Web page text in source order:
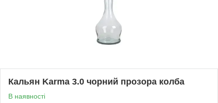
Кальян Karma 3.0 чорний прозора колба
В наявності